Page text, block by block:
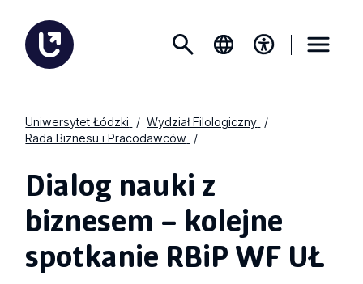
Uniwersytet Łódzki
Wydział Filologiczny
Rada Biznesu i Pracodawców
Dialog nauki z
biznesem – kolejne
spotkanie RBiP WF UŁ